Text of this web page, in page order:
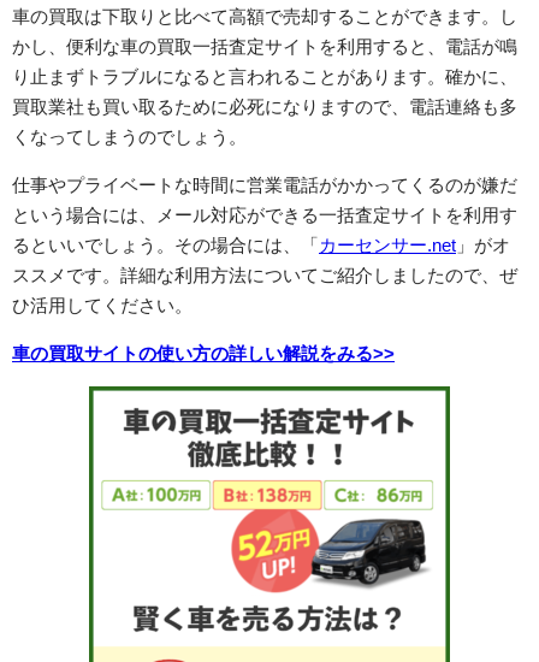
車の買取は下取りと比べて高額で売却することができます。し
かし、便利な車の買取一括査定サイトを利用すると、電話が鳴
り止まずトラブルになると言われることがあります。確かに、
買取業社も買い取るために必死になりますので、電話連絡も多
くなってしまうのでしょう。
仕事やプライベートな時間に営業電話がかかってくるのが嫌だ
という場合には、メール対応ができる一括査定サイトを利用す
るといいでしょう。その場合には、「 カーセンサー.net 」がオ
ススメです。詳細な利用方法についてご紹介しましたので、ぜ
ひ活用してください。
車の買取サイトの使い方の詳しい解説をみる>>